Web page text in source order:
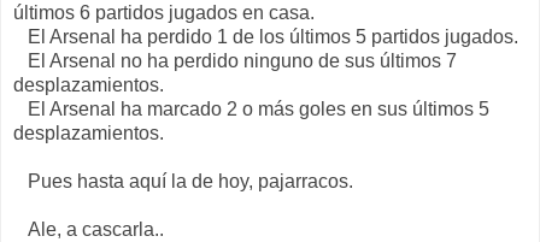
últimos 6 partidos jugados en casa.
El Arsenal ha perdido 1 de los últimos 5 partidos jugados.
El Arsenal no ha perdido ninguno de sus últimos 7
desplazamientos.
El Arsenal ha marcado 2 o más goles en sus últimos 5
desplazamientos.
Pues hasta aquí la de hoy, pajarracos.
Ale, a cascarla..